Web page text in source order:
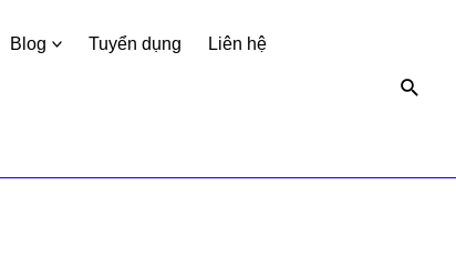
Blog Tuyển dụng Liên hệ